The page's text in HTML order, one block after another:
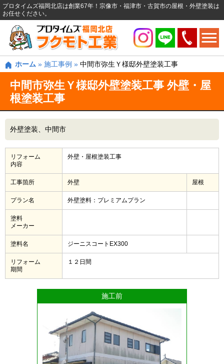
プロタイムズ福岡北店は創業67年！宗像市・福津市・古賀市の屋根・外壁塗装は
お任せください。
ホーム » 施工事例 » 中間市弥生Ｙ様邸外壁塗装工事
中間市弥生Ｙ様邸外壁塗装工事 外壁・屋
根塗装工事
外壁塗装 中間市
リフォーム
内容
外壁・屋根塗装工事
工事箇所 外壁 屋根
プラン名 外壁塗料：プレミアムプラン
塗料
メーカー
塗料名 ジーニスコートEX300
リフォーム
期間
１２日間
施工前